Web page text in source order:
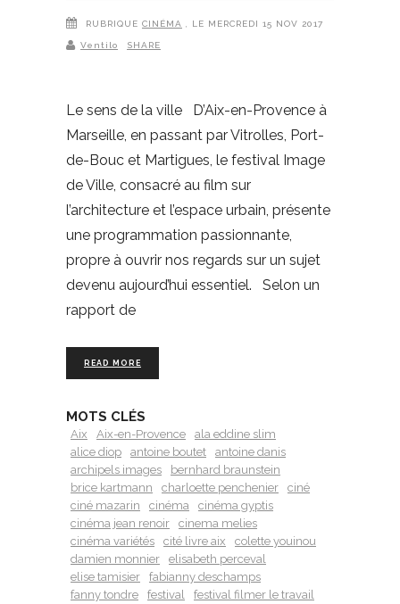
RUBRIQUE CINÉMA , LE MERCREDI 15 NOV 2017
Ventilo SHARE
Le sens de la ville D’Aix-en-Provence à
Marseille, en passant par Vitrolles, Port-
de-Bouc et Martigues, le festival Image
de Ville, consacré au film sur
l’architecture et l’espace urbain, présente
une programmation passionnante,
propre à ouvrir nos regards sur un sujet
devenu aujourd’hui essentiel. Selon un
rapport de
READ MORE
MOTS CLÉS
Aix Aix-en-Provence
ala eddine slim
alice diop
antoine boutet
antoine danis
archipels images
bernhard braunstein
brice kartmann
charloette penchenier
ciné
ciné mazarin
cinéma
cinéma gyptis
cinéma jean renoir
cinema melies
cinéma variétés
cité livre aix
colette youinou
damien monnier
elisabeth perceval
elise tamisier
fabianny deschamps
fanny tondre
festival
festival filmer le travail